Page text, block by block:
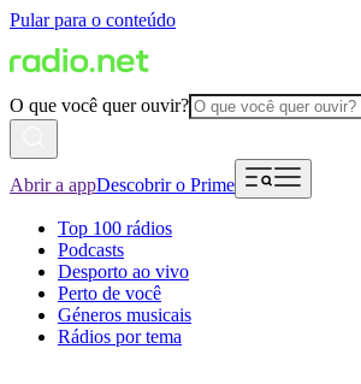
Pular para o conteúdo
O que você quer ouvir?
Abrir a appDescobrir o Prime
Top 100 rádios
Podcasts
Desporto ao vivo
Perto de você
Géneros musicais
Rádios por tema